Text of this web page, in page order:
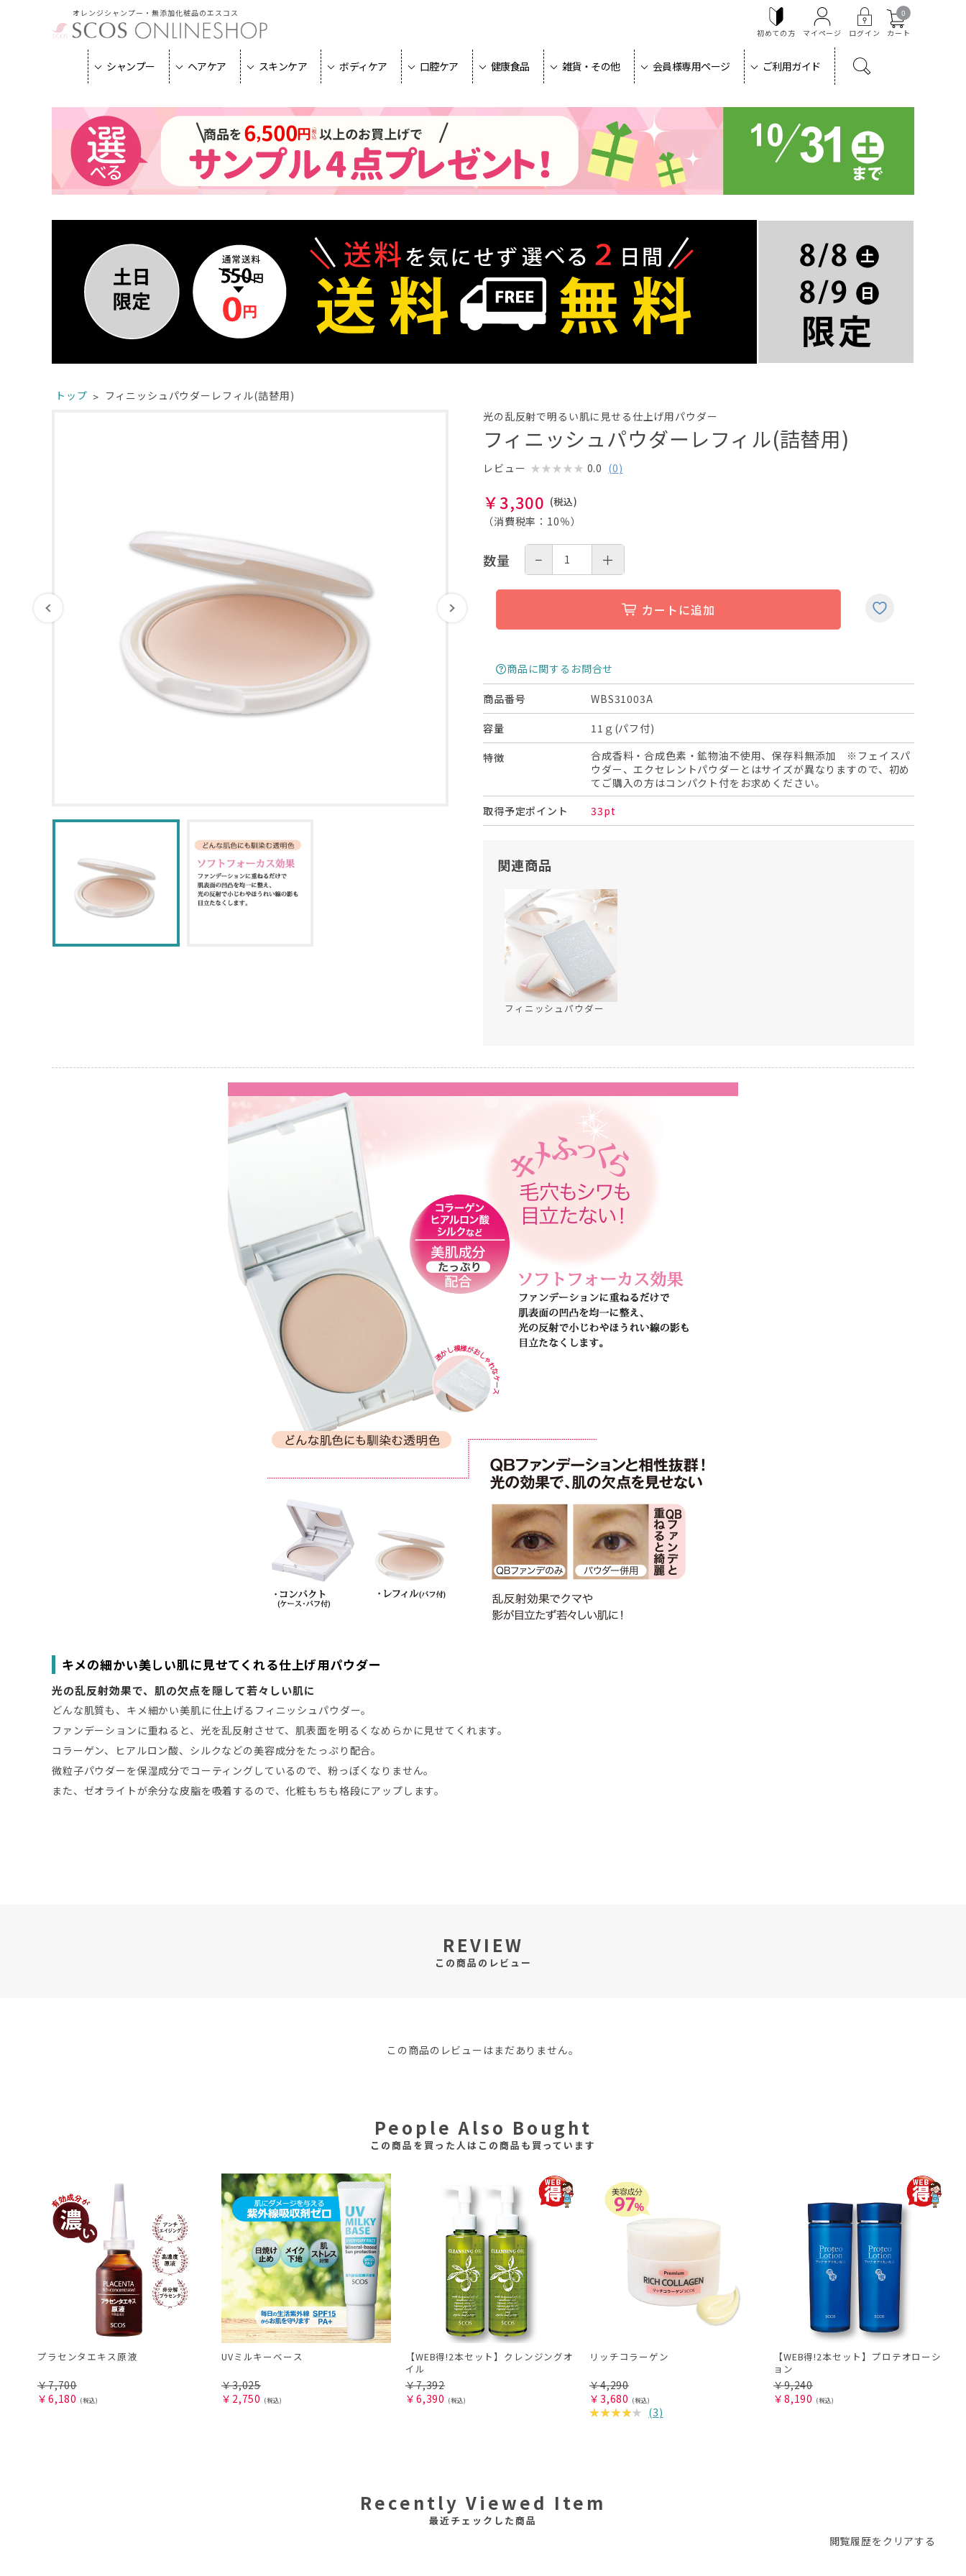
オレンジシャンプー・無添加化粧品のエスコス
初めての方
マイページ ログイン
0
カート
シャンプー ヘアケア スキンケア ボディケア 口腔ケア 健康食品 雑貨・その他 会員様専用ページ ご利用ガイド
トップ
フィニッシュパウダーレフィル(詰替用)
光の乱反射で明るい肌に見せる仕上げ用パウダー
フィニッシュパウダーレフィル(詰替用)
レビュー 0.0 (0)
￥3,300
（消費税率： 10％）
数量 − ＋
カートに追加
商品に関するお問合せ
商品番号 WBS31003A
容量 11ｇ(パフ付)
特徴
合成香料・合成色素・鉱物油不使用、保存料無添加 ※フェイスパ
ウダー、エクセレントパウダーとはサイズが異なりますので、初め
てご購入の方はコンパクト付をお求めください。
取得予定ポイント
33pt
関連商品
フィニッシュパウダー
キメの細かい美しい肌に見せてくれる仕上げ用パウダー
光の乱反射効果で、肌の欠点を隠して若々しい肌に
どんな肌質も、キメ細かい美肌に仕上げるフィニッシュパウダー。
ファンデーションに重ねると、光を乱反射させて、肌表面を明るくなめらかに見せてくれます。
コラーゲン、ヒアルロン酸、シルクなどの美容成分をたっぷり配合。
微粒子パウダーを保湿成分でコーティングしているので、粉っぽくなりません。
また、ゼオライトが余分な皮脂を吸着するので、化粧もちも格段にアップします。
REVIEW
この商品のレビュー
この商品のレビューはまだありません。
People Also Bought
この商品を買った人はこの商品も買っています
プラセンタエキス原液
￥7,700
￥ 6,180
UVミルキーベース
￥3,025
￥ 2,750
【WEB得!2本セット】クレンジングオ
イル
￥7,392
￥ 6,390
リッチコラーゲン
￥4,290
￥ 3,680
(3)
【WEB得!2本セット】プロテオローシ
ョン
￥9,240
￥ 8,190
Recently Viewed Item
最近チェックした商品
閲覧履歴をクリアする